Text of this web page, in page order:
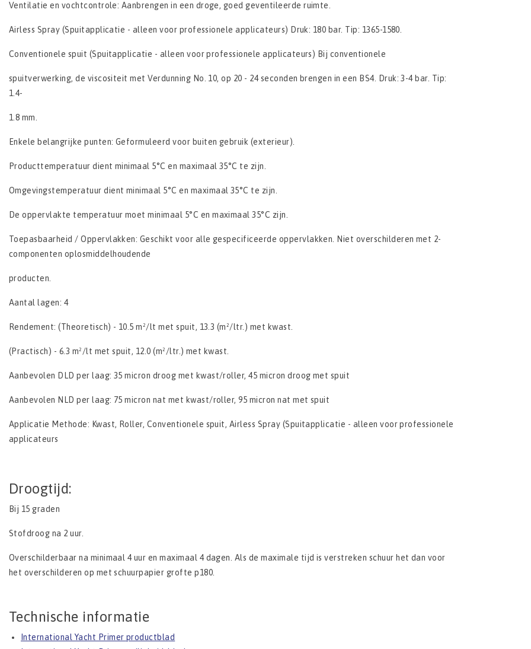
Ventilatie en vochtcontrole: Aanbrengen in een droge, goed geventileerde ruimte.
Airless Spray (Spuitapplicatie - alleen voor professionele applicateurs) Druk: 180 bar. Tip: 1365-1580.
Conventionele spuit (Spuitapplicatie - alleen voor professionele applicateurs) Bij conventionele
spuitverwerking, de viscositeit met Verdunning No. 10, op 20 - 24 seconden brengen in een BS4. Druk: 3-4 bar. Tip:
1.4-
1.8 mm.
Enkele belangrijke punten: Geformuleerd voor buiten gebruik (exterieur).
Producttemperatuur dient minimaal 5°C en maximaal 35°C te zijn.
Omgevingstemperatuur dient minimaal 5°C en maximaal 35°C te zijn.
De oppervlakte temperatuur moet minimaal 5°C en maximaal 35°C zijn.
Toepasbaarheid / Oppervlakken: Geschikt voor alle gespecificeerde oppervlakken. Niet overschilderen met 2-
componenten oplosmiddelhoudende
producten.
Aantal lagen: 4
Rendement: (Theoretisch) - 10.5 m²/lt met spuit, 13.3 (m²/ltr.) met kwast.
(Practisch) - 6.3 m²/lt met spuit, 12.0 (m²/ltr.) met kwast.
Aanbevolen DLD per laag: 35 micron droog met kwast/roller, 45 micron droog met spuit
Aanbevolen NLD per laag: 75 micron nat met kwast/roller, 95 micron nat met spuit
Applicatie Methode: Kwast, Roller, Conventionele spuit, Airless Spray (Spuitapplicatie - alleen voor professionele
applicateurs
Droogtijd:
Bij 15 graden
Stofdroog na 2 uur.
Overschilderbaar na minimaal 4 uur en maximaal 4 dagen. Als de maximale tijd is verstreken schuur het dan voor
het overschilderen op met schuurpapier grofte p180.
Technische informatie
International Yacht Primer productblad